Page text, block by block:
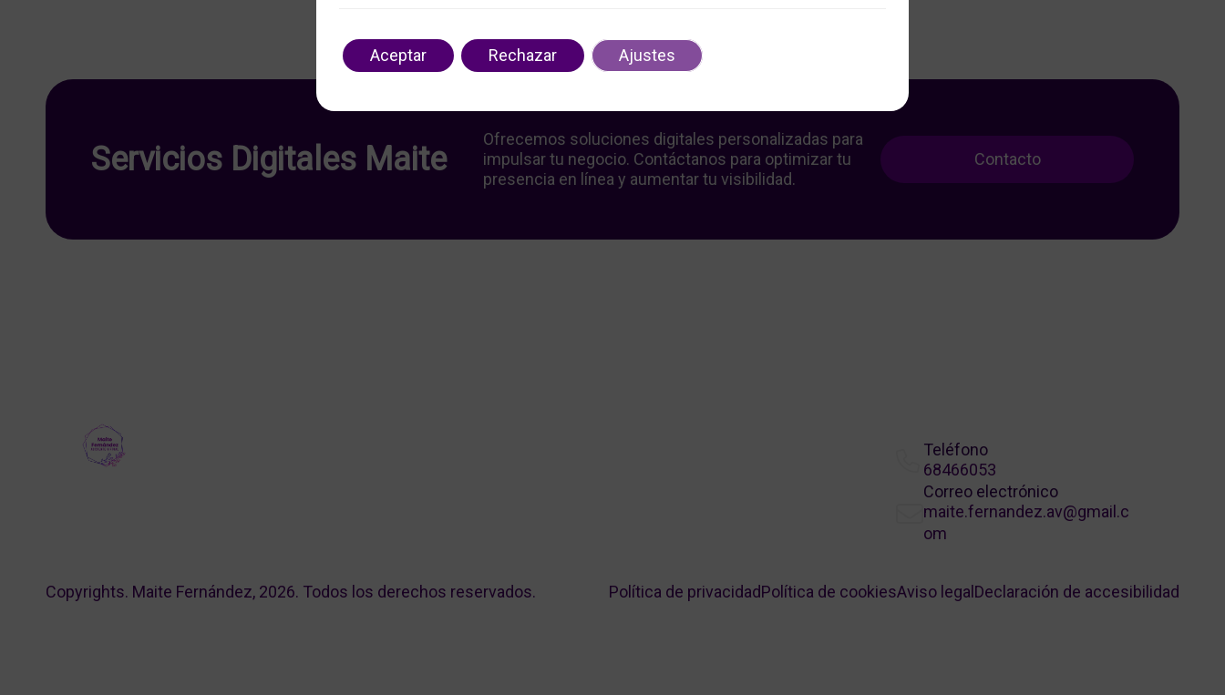
Servicios Digitales Maite
Ofrecemos soluciones digitales personalizadas para
impulsar tu negocio. Contáctanos para optimizar tu
presencia en línea y aumentar tu visibilidad.
Contacto
Teléfono
68466053
Correo electrónico
maite.fernandez.av@gmail.c
om
Copyrights. Maite Fernández, 2026. Todos los derechos reservados. Política de privacidadPolítica de cookiesAviso legal Declaración de accesibilidad
Aceptar Rechazar Ajustes